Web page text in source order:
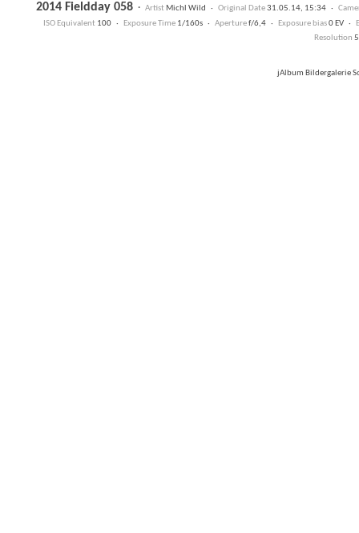
2014 Fieldday 058 · Artist Michl Wild · Original Date31.05.14, 15:34 ·
ISO Equivalent100 · Exposure Time1/160s · Aperturef/6,4 · Exposure bias0 EV ·
Resolution
jAlbum Bildergalerie